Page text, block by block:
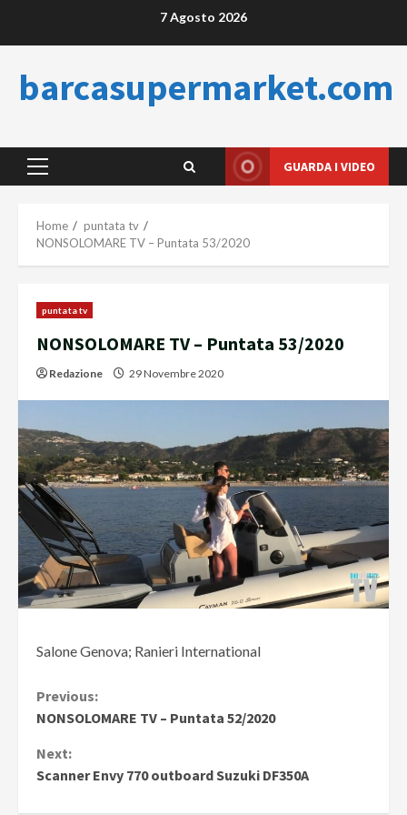
7 Agosto 2026
barcasupermarket.com
Primary
GUARDA I VIDEO
Home
puntata tv
NONSOLOMARE TV – Puntata 53/2020
puntata tv
NONSOLOMARE TV – Puntata 53/2020
Redazione 29 Novembre 2020
Salone Genova; Ranieri International
Continue
Previous:
NONSOLOMARE TV – Puntata 52/2020
Next:
Scanner Envy 770 outboard Suzuki DF350A